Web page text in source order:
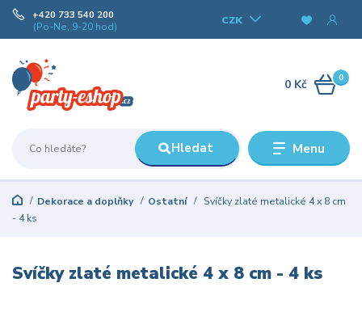
Menu
CZK
Hledat
+420 733 540 200
(Po-Ne, 9-20 hod)
0
0 Kč
Dekorace a doplňky Ostatní
Svíčky zlaté metalické 4 x 8 cm
- 4 ks
Svíčky zlaté metalické 4 x 8 cm - 4 ks